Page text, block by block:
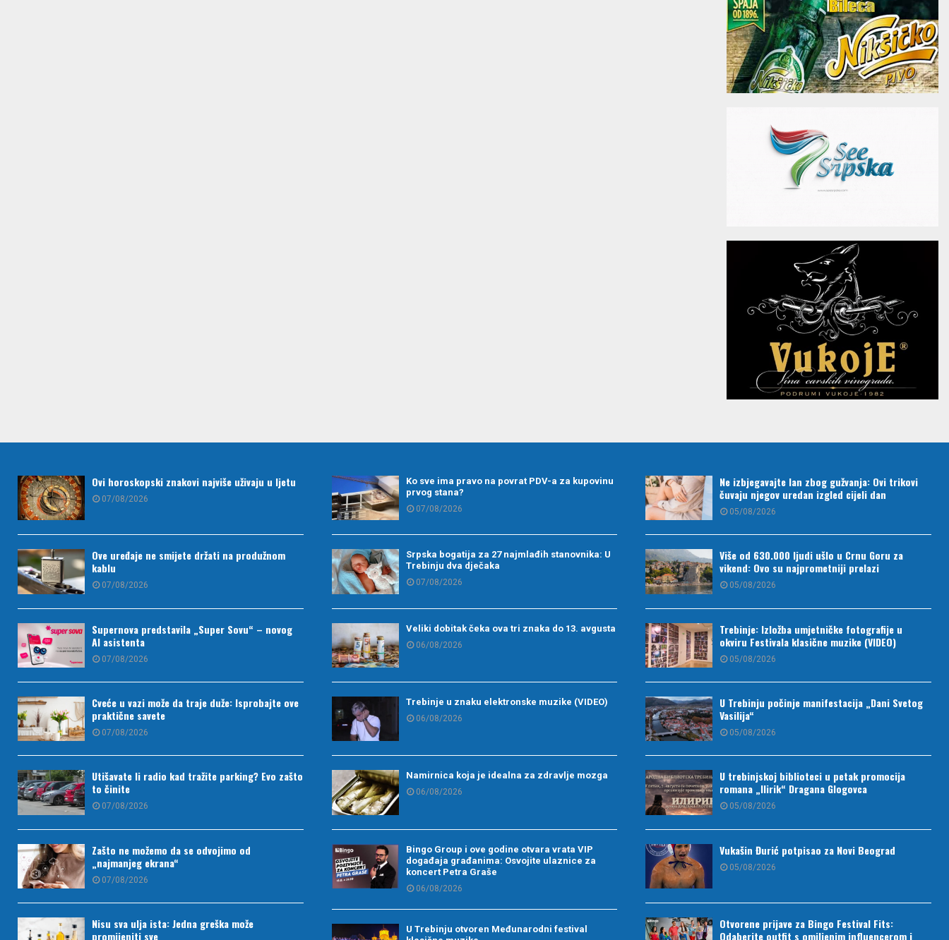
Ovi horoskopski znakovi najviše uživaju u ljetu
07/08/2026
Ove uređaje ne smijete držati na produžnom
kablu
07/08/2026
Supernova predstavila „Super Sovu“ – novog
AI asistenta
07/08/2026
Cveće u vazi može da traje duže: Isprobajte ove
praktične savete
07/08/2026
Utišavate li radio kad tražite parking? Evo zašto
to činite
07/08/2026
Zašto ne možemo da se odvojimo od
„najmanjeg ekrana“
07/08/2026
Nisu sva ulja ista: Jedna greška može
promijeniti sve
Ko sve ima pravo na povrat PDV-a za kupovinu
prvog stana?
07/08/2026
Srpska bogatija za 27 najmlađih stanovnika: U
Trebinju dva dječaka
07/08/2026
Veliki dobitak čeka ova tri znaka do 13. avgusta
06/08/2026
Trebinje u znaku elektronske muzike (VIDEO)
06/08/2026
Namirnica koja je idealna za zdravlje mozga
06/08/2026
Bingo Group i ove godine otvara vrata VIP
događaja građanima: Osvojite ulaznice za
koncert Petra Graše
06/08/2026
U Trebinju otvoren Međunarodni festival
Ne izbjegavajte lan zbog gužvanja: Ovi trikovi
čuvaju njegov uredan izgled cijeli dan
05/08/2026
Više od 630.000 ljudi ušlo u Crnu Goru za
vikend: Ovo su najprometniji prelazi
05/08/2026
Trebinje: Izložba umjetničke fotografije u
okviru Festivala klasične muzike (VIDEO)
05/08/2026
U Trebinju počinje manifestacija „Dani Svetog
Vasilija“
05/08/2026
U trebinjskoj biblioteci u petak promocija
romana „Ilirik“ Dragana Glogovca
05/08/2026
Vukašin Đurić potpisao za Novi Beograd
05/08/2026
Otvorene prijave za Bingo Festival Fits:
Odaberite outfit s omiljenim influencerom i